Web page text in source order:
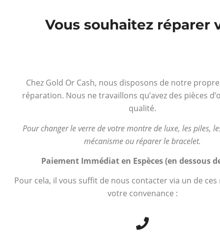
Vous souhaitez réparer
Chez Gold Or Cash, nous disposons de notre
réparation. Nous ne travaillons qu’avez des pièces
qualité.
Pour changer le verre de votre montre de luxe, les piles,
mécanisme ou réparer le bracelet.
Paiement Immédiat en Espèces (en dessous
Pour cela, il vous suffit de nous contacter via un de ces
votre convenance :